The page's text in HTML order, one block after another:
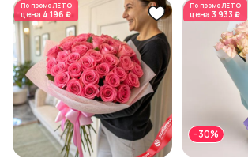
По промоЛЕТО
цена 4 196 ₽
По промоЛЕТО
цена 3 933 ₽
-30%